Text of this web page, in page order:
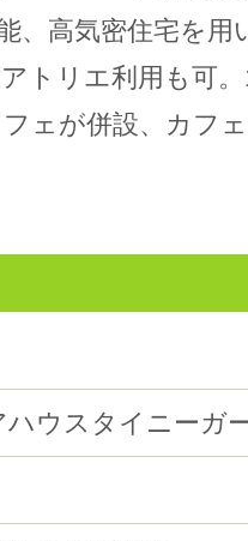
、高気密住宅を用
トリエ利用も可
ェが併設、カフ
ハウスタイニーガ